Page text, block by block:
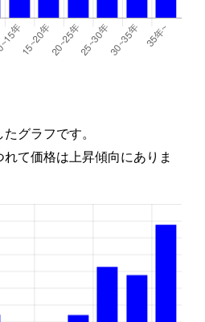
グラフです。
て価格は上昇傾向にありま